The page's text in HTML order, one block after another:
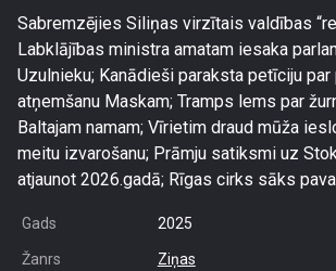
Sabremzējies Siliņas virzītais valdības
Labklājības ministra amatam iesaka
Uzulnieku; Kanādieši paraksta petīciju
atņemšanu Maskam; Tramps lems par
Baltajam namam; Vīrietim draud mūža
meitu izvarošanu; Prāmju satiksmi uz
atjaunot 2026.gadā; Rīgas cirks sāks
Gads 2025
Žanrs Ziņas